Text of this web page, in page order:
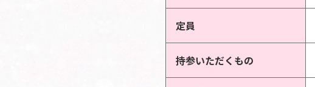
定員
持参いただくもの